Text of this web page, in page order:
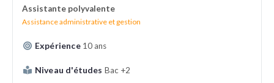
Assistante polyvalente
Assistance administrative et gestion
Expérience 10 ans
Niveau d'études Bac +2